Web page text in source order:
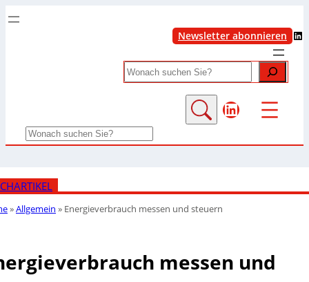
Newsletter abonnieren LinkedIn
Search
LinkedIn
Search
»Allgemein » Energieverbrauch messen und steuern
messen und